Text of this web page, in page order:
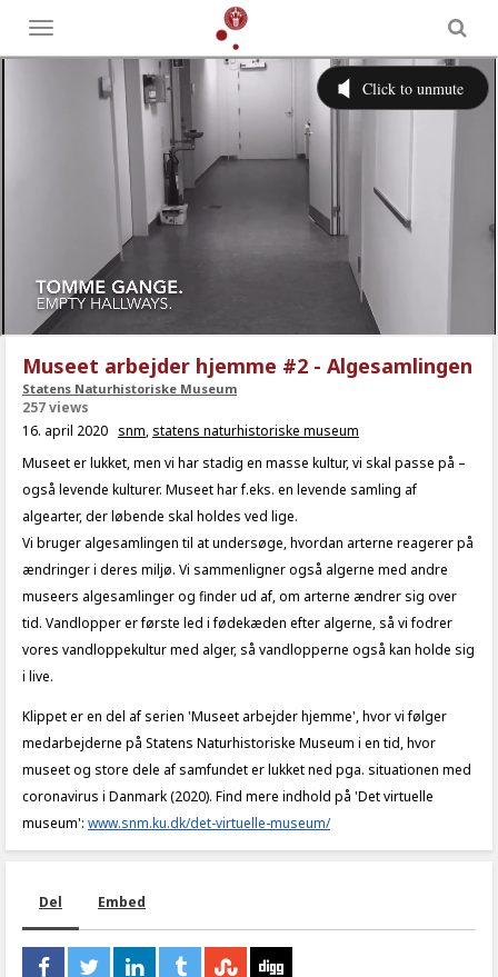
Toggle
menu
Museet arbejder hjemme #2 - Algesamlingen
Statens Naturhistoriske Museum
257 views
16. april 2020 snm, statens naturhistoriske museum
Museet er lukket, men vi har stadig en masse kultur, vi skal passe på –
også levende kulturer. Museet har f.eks. en levende samling af
algearter, der løbende skal holdes ved lige.
Vi bruger algesamlingen til at undersøge, hvordan arterne reagerer på
ændringer i deres miljø. Vi sammenligner også algerne med andre
museers algesamlinger og finder ud af, om arterne ændrer sig over
tid. Vandlopper er første led i fødekæden efter algerne, så vi fodrer
vores vandloppekultur med alger, så vandlopperne også kan holde sig
i live.
Klippet er en del af serien 'Museet arbejder hjemme', hvor vi følger
medarbejderne på Statens Naturhistoriske Museum i en tid, hvor
museet og store dele af samfundet er lukket ned pga. situationen med
coronavirus i Danmark (2020). Find mere indhold på 'Det virtuelle
museum': www.snm.ku.dk/det-virtuelle-museum/
Del Embed